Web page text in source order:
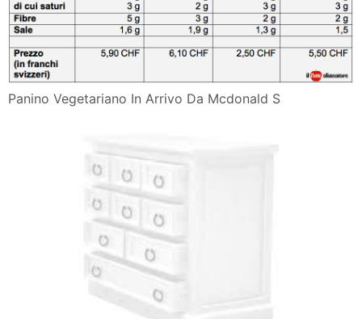
Panino Vegetariano In Arrivo Da Mcdonald S